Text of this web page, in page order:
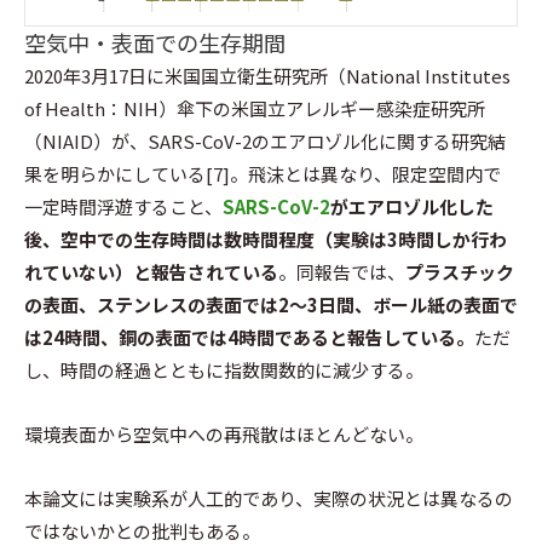
空気中・表面での生存期間
2020年3月17日に米国国立衛生研究所（National Institutes
of Health：NIH）傘下の米国立アレルギー感染症研究所
（NIAID）が、SARS-CoV-2のエアロゾル化に関する研究結
果を明らかにしている[7]。飛沫とは異なり、限定空間内で
一定時間浮遊すること、 SARS-CoV-2がエアロゾル化した
後、空中での生存時間は数時間程度（実験は3時間しか行わ
れていない）と報告されている。同報告では、 プラスチック
の表面、ステンレスの表面では2～3日間、ボール紙の表面で
は24時間、銅の表面では4時間であると報告している。 ただ
し、時間の経過とともに指数関数的に減少する。
環境表面から空気中への再飛散はほとんどない。
本論文には実験系が人工的であり、実際の状況とは異なるの
ではないかとの批判もある。